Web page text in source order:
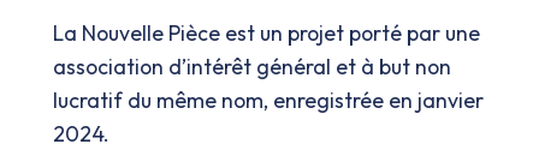
La Nouvelle Pièce est un projet porté par une
association d’intérêt général et à but non
lucratif du même nom, enregistrée en janvier
2024.